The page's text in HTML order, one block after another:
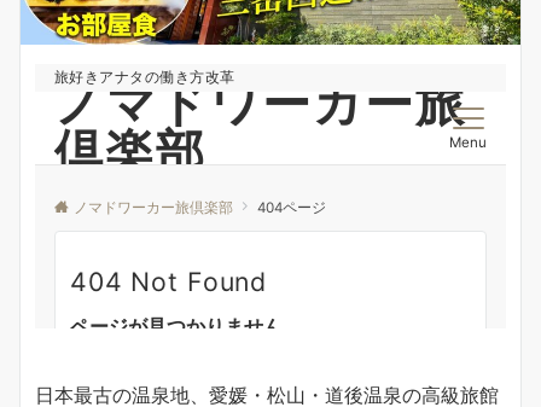
日本最古の温泉地、愛媛・松山・道後温泉の高級旅館